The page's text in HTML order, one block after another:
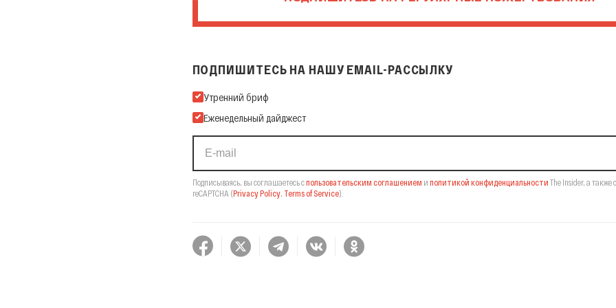
ПОДПИШИТЕСЬ НА НАШУ EMAIL-РАССЫЛКУ
Подпишитесь на нашу Email-рассылку
Утренний бриф
Еженедельный дайджест
Подписываясь, вы соглашаетесь спользовательским соглашением и политикой конфиденциальности The Insider, а также
reCAPTCHA (Privacy Policy, Terms of Service).